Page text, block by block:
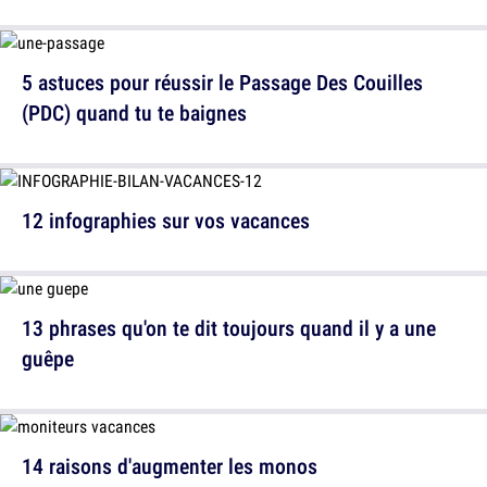
5 astuces pour réussir le Passage Des Couilles
(PDC) quand tu te baignes
13 phrases qu'on te dit toujours quand il y a une
guêpe
12 infographies sur vos vacances
14 raisons d'augmenter les monos